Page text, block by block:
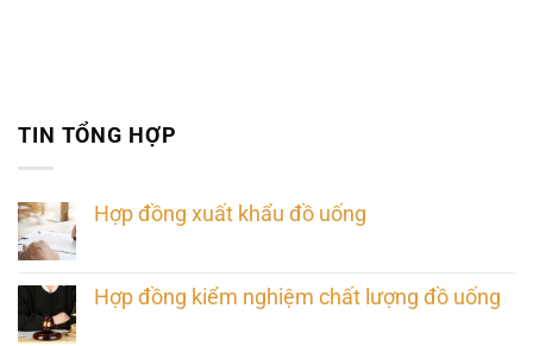
TIN TỔNG HỢP
Hợp đồng xuất khẩu đồ uống
Hợp đồng kiểm nghiệm chất lượng đồ uống